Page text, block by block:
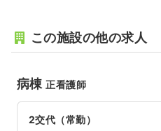
この施設の他の求人
病棟正看護師
2交代（常勤）